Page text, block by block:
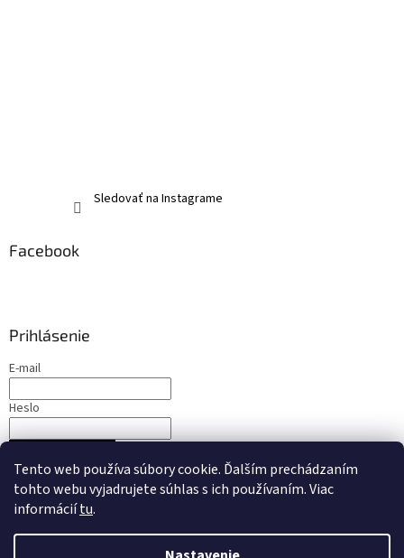
Tento web používa súbory cookie. Ďalším prechádzaním
tohto webu vyjadrujete súhlas s ich používaním. Viac
informáciítu.
Sledovať na Instagrame
Facebook
Prihlásenie
E-mail
Heslo
Nová registráciaZabudnuté heslo